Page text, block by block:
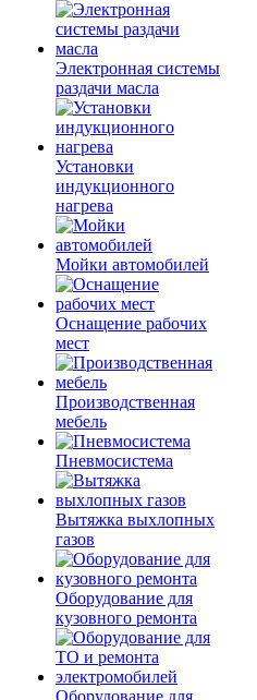
Электронная системы
раздачи масла
Установки
индукционного
нагрева
Мойки автомобилей
Оснащение рабочих
мест
Производственная
мебель
Пневмосистема
Вытяжка выхлопных
газов
Оборудование для
кузовного ремонта
Оборудование для